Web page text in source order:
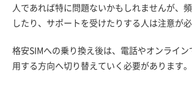
人であれば特に問題ないかもしれませんが、
したり、サポートを受けたりする人は注意が必
格安SIMへの乗り換え後は、電話やオンライ
用する方向へ切り替えていく必要があります。